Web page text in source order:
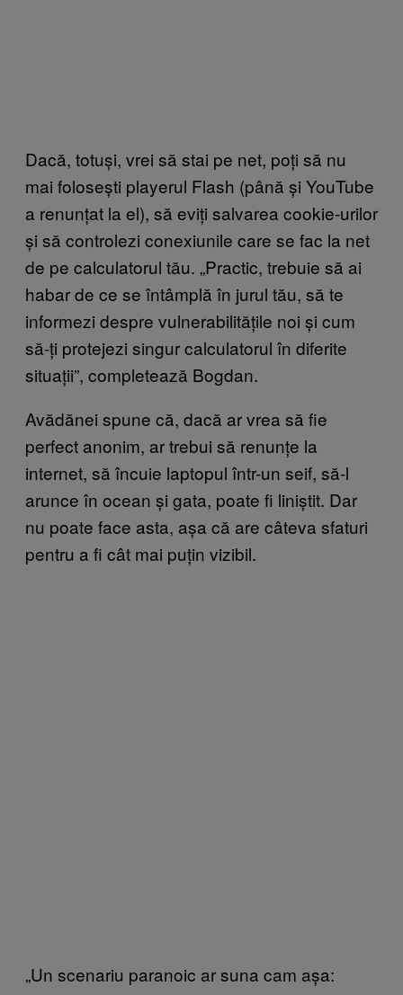
Dacă, totuși, vrei să stai pe net, poți să nu
mai folosești playerul Flash (până și YouTube
a renunțat la el), să eviți salvarea cookie-urilor
și să controlezi conexiunile care se fac la net
de pe calculatorul tău. „Practic, trebuie să ai
habar de ce se întâmplă în jurul tău, să te
informezi despre vulnerabilitățile noi și cum
să-ți protejezi singur calculatorul în diferite
situații”, completează Bogdan.
Avădănei spune că, dacă ar vrea să fie
perfect anonim, ar trebui să renunțe la
internet, să încuie laptopul într-un seif, să-l
arunce în ocean și gata, poate fi liniștit. Dar
nu poate face asta, așa că are câteva sfaturi
pentru a fi cât mai puțin vizibil.
„Un scenariu paranoic ar suna cam așa: